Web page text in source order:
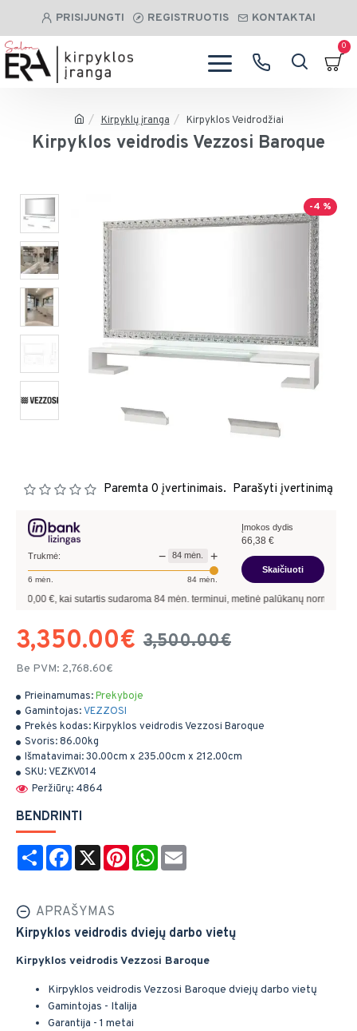
PRISIJUNGTI REGISTRUOTIS KONTAKTAI
0
Kirpyklų įranga Kirpyklos Veidrodžiai
Kirpyklos veidrodis Vezzosi Baroque
-4 %
Prieinamumas:Prekyboje
Gamintojas:VEZZOSI
Prekės kodas:Kirpyklos veidrodis Vezzosi Baroque
Svoris: 86.00kg
Išmatavimai:30.00cm x 235.00cm x 212.00cm
SKU:VEZKV014
Peržiūrų: 4864
Paremta 0 įvertinimais. Parašyti įvertinimą
3,350.00€ 3,500.00€
Be PVM: 2,768.60€
Trukmė: − 84 mėn. +
6 mėn. 84mėn.
Įmokos dydis
66,38 €
Skaičiuoti
€, kai sutartis sudaroma84mėn. terminui, metinė palūkanų norma – 8,90%
BENDRINTI
Share Facebook
X PinterestWhatsApp
APRAŠYMAS
Kirpyklos veidrodis dviejų darbo vietų
Kirpyklos veidrodis Vezzosi Baroque
Kirpyklos veidrodis Vezzosi Baroque dviejų darbo vietų
Gamintojas - Italija
Garantija - 1 metai